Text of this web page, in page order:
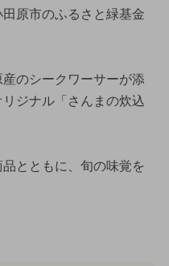
原市のふるさと緑基金
のシークワーサーが添
ジナル「さんまの炊込
とともに、旬の味覚を